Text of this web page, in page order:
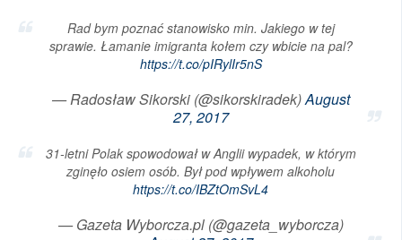
Rad bym poznać stanowisko min. Jakiego w tej
sprawie. Łamanie imigranta kołem czy wbicie na pal?
https://t.co/pIRylIr5nS
— Radosław Sikorski (@sikorskiradek)August
27, 2017
31-letni Polak spowodował w Anglii wypadek, w którym
zginęło osiem osób. Był pod wpływem alkoholu
https://t.co/IBZtOmSvL4
— Gazeta Wyborcza.pl (@gazeta_wyborcza)